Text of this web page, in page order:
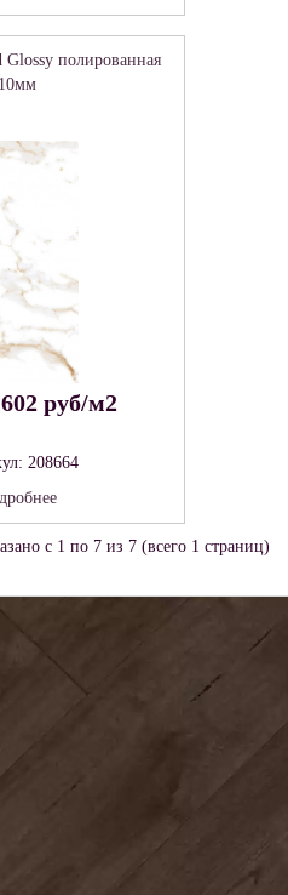
полированная
10мм
руб/м2
208664
с 1 по 7 из 7 (всего 1 страниц)